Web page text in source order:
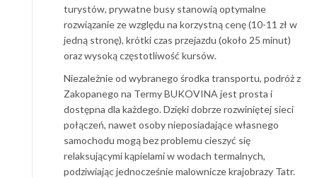
turystów, prywatne busy stanowią optymalne
rozwiązanie ze względu na korzystną cenę (10-11 zł w
jedną stronę), krótki czas przejazdu (około 25 minut)
oraz wysoką częstotliwość kursów.
Niezależnie od wybranego środka transportu, podróż z
Zakopanego na Termy BUKOVINA jest prosta i
dostępna dla każdego. Dzięki dobrze rozwiniętej sieci
połączeń, nawet osoby nieposiadające własnego
samochodu mogą bez problemu cieszyć się
relaksującymi kąpielami w wodach termalnych,
podziwiając jednocześnie malownicze krajobrazy Tatr.